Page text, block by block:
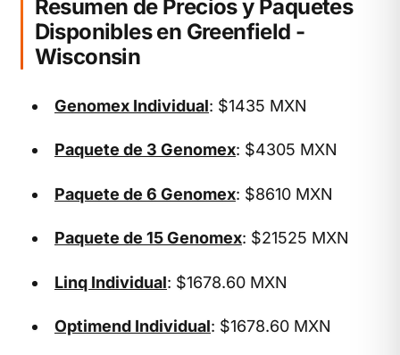
Resumen de Precios y Paquetes
Disponibles en Greenfield -
Wisconsin
Genomex Individual: $1435 MXN
Paquete de 3 Genomex: $4305 MXN
Paquete de 6 Genomex: $8610 MXN
Paquete de 15 Genomex: $21525 MXN
Linq Individual: $1678.60 MXN
Optimend Individual: $1678.60 MXN